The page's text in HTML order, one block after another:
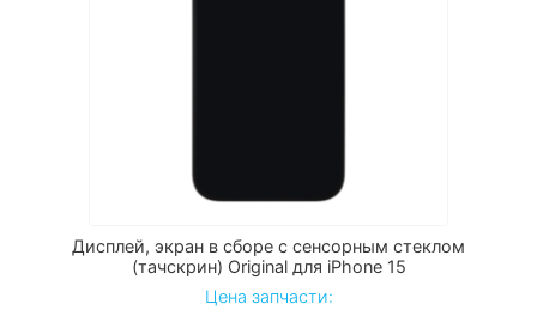
Дисплей, экран в сборе с сенсорным стеклом
(тачскрин) Original для iPhone 15
Цена запчасти: